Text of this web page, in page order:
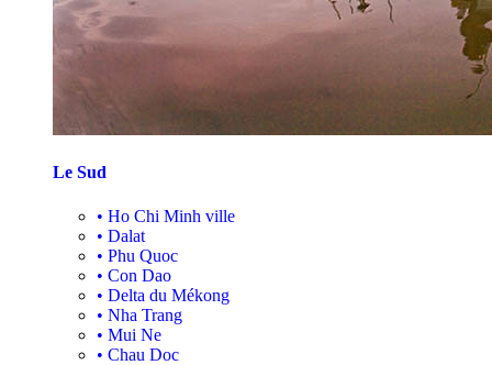
Le Sud
• Ho Chi Minh ville
• Dalat
• Phu Quoc
• Con Dao
• Delta du Mékong
• Nha Trang
• Mui Ne
• Chau Doc